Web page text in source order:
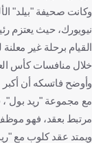
وكانت صحيفة "بيلد"
نيويورك، حيث يعتزم
القيام برحلة غير
خلال منافسات كأس
وأوضح فاتسكه أن أكبر
مع مجموعة "ريد بول"،
مرتبط بعقد، فهو